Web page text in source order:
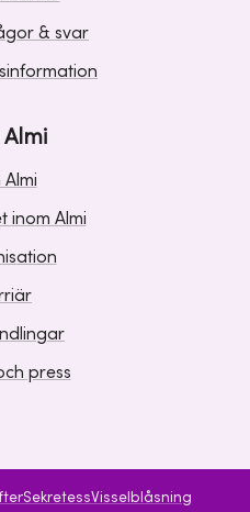
& svar
Almi
inom Almi
press
SekretessVisselblåsning